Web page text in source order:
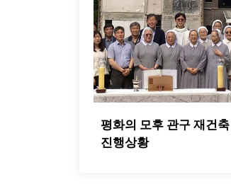
평화의 모후 관구 재건축
진행상황